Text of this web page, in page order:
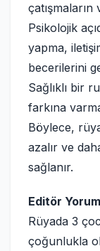
çatışmaların
Psikolojik
yapma,
becerilerini
Sağlıklı bir
farkına
Böylece,
azalır ve
sağlanır.
Editör
Rüyada 3
çoğunlukla